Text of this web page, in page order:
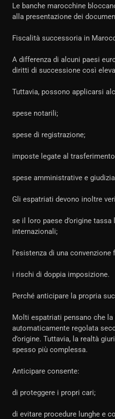
Le banche marocchine
alla presentazione dei
Fiscalità successoria in
A differenza di alcuni paesi
diritti di successione così
Tuttavia, possono applicarsi
spese notarili;
spese di registrazione;
imposte legate al
spese amministrative e
Gli espatriati devono inoltre
se il loro paese d’origine
internazionali;
l’esistenza di una
i rischi di doppia imposizione.
Perché anticipare la propria
Molti espatriati pensano che
automaticamente regolata
d’origine. Tuttavia, la realtà
spesso più complessa.
Anticipare consente:
di proteggere i propri cari;
di evitare procedure lunghe e